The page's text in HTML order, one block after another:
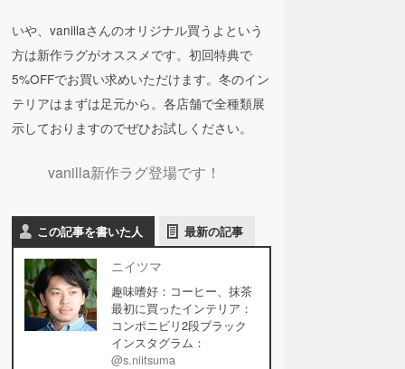
いや、vanillaさんのオリジナル買うよという
方は新作ラグがオススメです。初回特典で
5%OFFでお買い求めいただけます。冬のイン
テリアはまずは足元から。各店舗で全種類展
示しておりますのでぜひお試しください。
vanilla新作ラグ登場です！
この記事を書いた人 最新の記事
ニイツマ
趣味嗜好：コーヒー、抹茶
最初に買ったインテリア：
コンポニビリ2段ブラック
インスタグラム：
@s.niitsuma